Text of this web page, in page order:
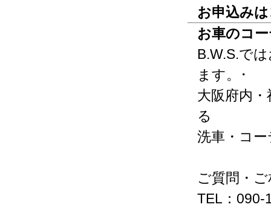
お申込み
お車のコ
B.W.S.で
ます。･
大阪府内
る
洗車・コ
ご質問・
TEL：090-